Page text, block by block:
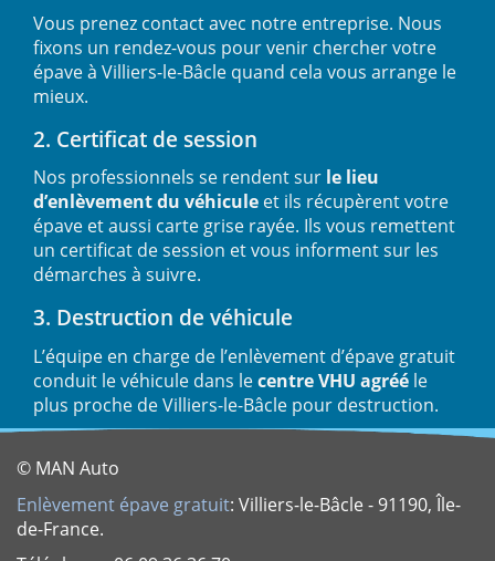
Vous prenez contact avec notre entreprise. Nous
fixons un rendez-vous pour venir chercher votre
épave à Villiers-le-Bâcle quand cela vous arrange le
mieux.
2. Certificat de session
Nos professionnels se rendent sur le lieu
d’enlèvement du véhicule et ils récupèrent votre
épave et aussi carte grise rayée. Ils vous remettent
un certificat de session et vous informent sur les
démarches à suivre.
3. Destruction de véhicule
L’équipe en charge de l’enlèvement d’épave gratuit
conduit le véhicule dans lecentre VHU agréé le
plus proche de Villiers-le-Bâcle pour destruction.
© MAN Auto
Enlèvement épave gratuit: Villiers-le-Bâcle - 91190, Île-
de-France.